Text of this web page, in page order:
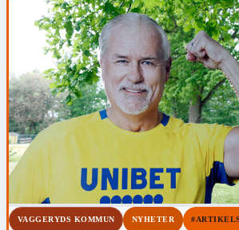
mest kända personen i kommunen.
VAGGERYDS KOMMUN NYHETER